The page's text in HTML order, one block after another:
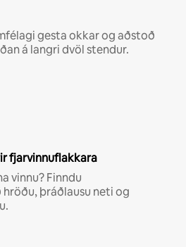
gesta okkar og aðstoð
á langri dvöl stendur.
fjarvinnuflakkara
vinnu? Finndu
þráðlausu neti og